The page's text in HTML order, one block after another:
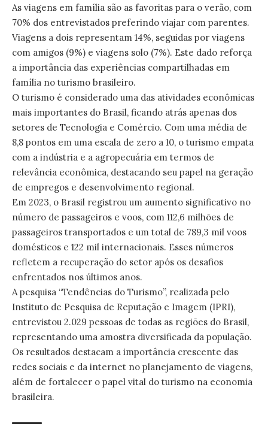
As viagens em família são as favoritas para o verão, com
70% dos entrevistados preferindo viajar com parentes.
Viagens a dois representam 14%, seguidas por viagens
com amigos (9%) e viagens solo (7%). Este dado reforça
a importância das experiências compartilhadas em
família no turismo brasileiro.
O turismo é considerado uma das atividades econômicas
mais importantes do Brasil, ficando atrás apenas dos
setores de Tecnologia e Comércio. Com uma média de
8,8 pontos em uma escala de zero a 10, o turismo empata
com a indústria e a agropecuária em termos de
relevância econômica, destacando seu papel na geração
de empregos e desenvolvimento regional.
Em 2023, o Brasil registrou um aumento significativo no
número de passageiros e voos, com 112,6 milhões de
passageiros transportados e um total de 789,3 mil voos
domésticos e 122 mil internacionais. Esses números
refletem a recuperação do setor após os desafios
enfrentados nos últimos anos.
A pesquisa “Tendências do Turismo”, realizada pelo
Instituto de Pesquisa de Reputação e Imagem (IPRI),
entrevistou 2.029 pessoas de todas as regiões do Brasil,
representando uma amostra diversificada da população.
Os resultados destacam a importância crescente das
redes sociais e da internet no planejamento de viagens,
além de fortalecer o papel vital do turismo na economia
brasileira.